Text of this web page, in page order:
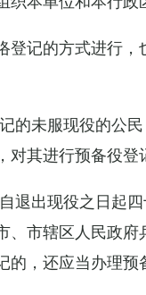
登记的方式进行
的未服现役的公
其进行预备役登
退出现役之日起
市辖区人民政
，还应当办理预